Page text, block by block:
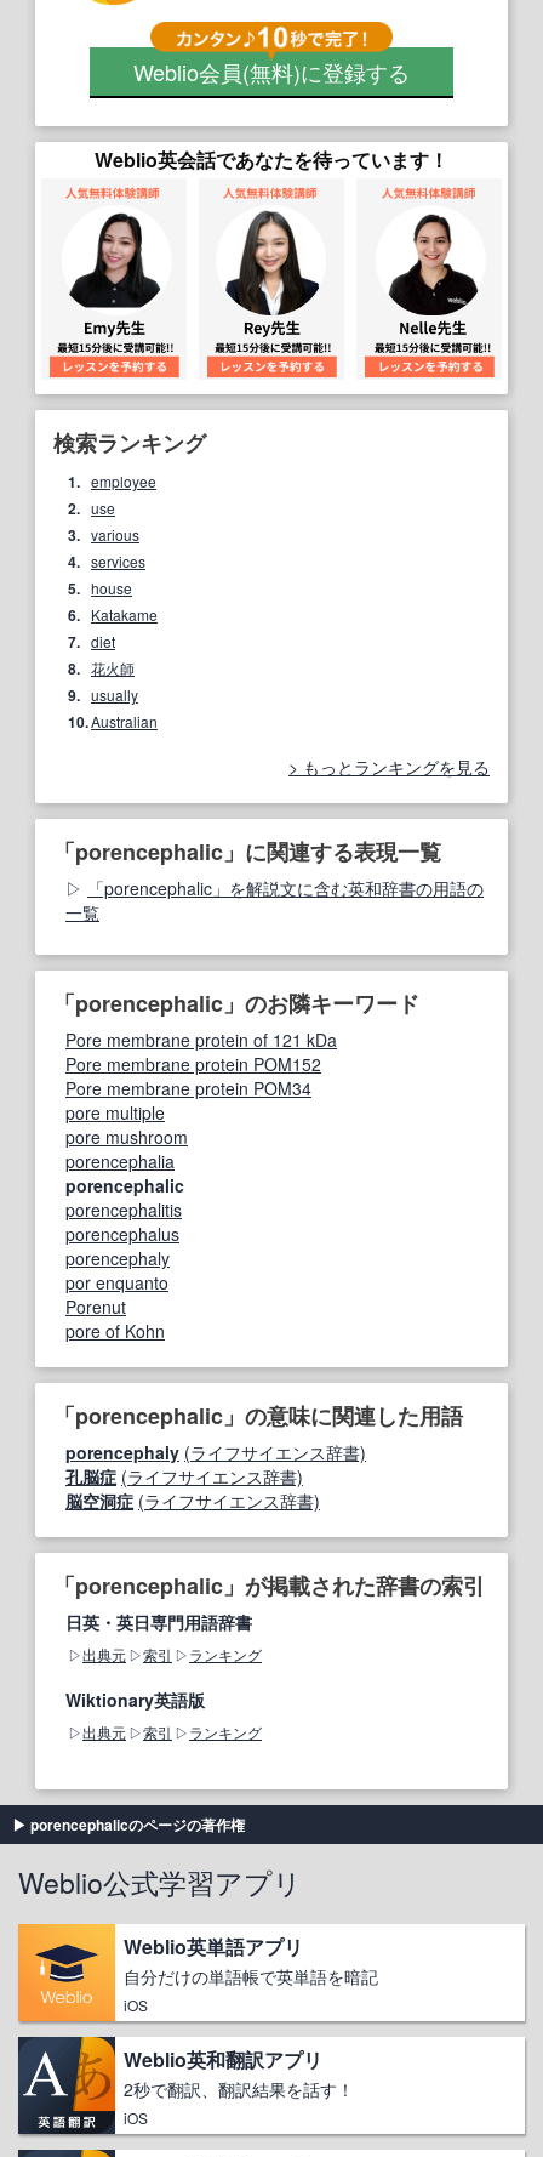
Weblio会員(無料)に登録する
Weblio英会話であなたを待っています！
検索ランキング
1. employee
2. use
3. various
4. services
5. house
6. Katakame
7. diet
8. 花火師
9. usually
10.Australian
もっとランキングを見る
「porencephalic」に関連する表現一覧
「porencephalic」を解説文に含む英和辞書の用語の
一覧
「porencephalic」のお隣キーワード
Pore membrane protein of 121 kDa
Pore membrane protein POM152
Pore membrane protein POM34
pore multiple
pore mushroom
porencephalia
porencephalic
porencephalitis
porencephalus
porencephaly
por enquanto
Porenut
pore of Kohn
「porencephalic」の意味に関連した用語
porencephaly (ライフサイエンス辞書)
孔脳症 (ライフサイエンス辞書)
脳空洞症 (ライフサイエンス辞書)
「porencephalic」が掲載された辞書の索引
日英・英日専門用語辞書
出典元 索引 ランキング
Wiktionary英語版
出典元 索引 ランキング
porencephalicのページの著作権
Weblio公式学習アプリ
Weblio英単語アプリ
自分だけの単語帳で英単語を暗記
iOS
Weblio英和翻訳アプリ
2秒で翻訳、翻訳結果を話す！
iOS